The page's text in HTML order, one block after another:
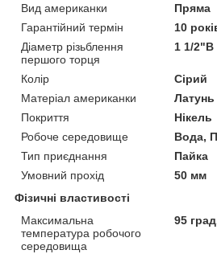
Вид американки
Пряма
Гарантійний термін
10
Діаметр різьблення
першого торця
1 1/2"В
Колір
Сірий
Матеріал американки
Латунь
Покриття
Нікель
Робоче середовище
Вода,
Тип приєднання
Пайка
Умовний прохід
50 мм
Фізичні властивості
Максимальна
температура робочого
середовища
95